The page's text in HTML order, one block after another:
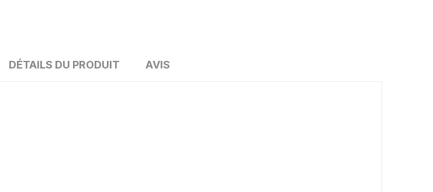
DÉTAILS DU PRODUIT AVIS